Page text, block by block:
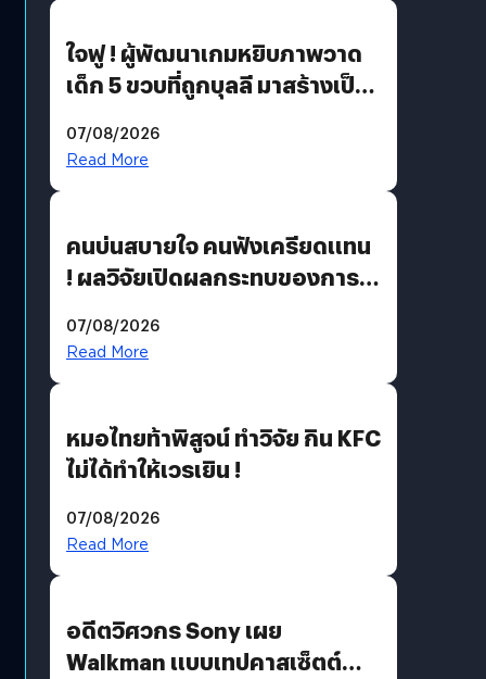
ใจฟู ! ผู้พัฒนาเกมหยิบภาพวาด
เด็ก 5 ขวบที่ถูกบุลลี มาสร้างเป็น
07/08/2026
Read More
คนบ่นสบายใจ คนฟังเครียดแทน
! ผลวิจัยเปิดผลกระทบของการ
07/08/2026
Read More
หมอไทยท้าพิสูจน์ ทำวิจัย กิน KFC
ไม่ได้ทำให้เวรเยิน !
07/08/2026
Read More
อดีตวิศวกร Sony เผย
Walkman แบบเทปคาสเซ็ตต์